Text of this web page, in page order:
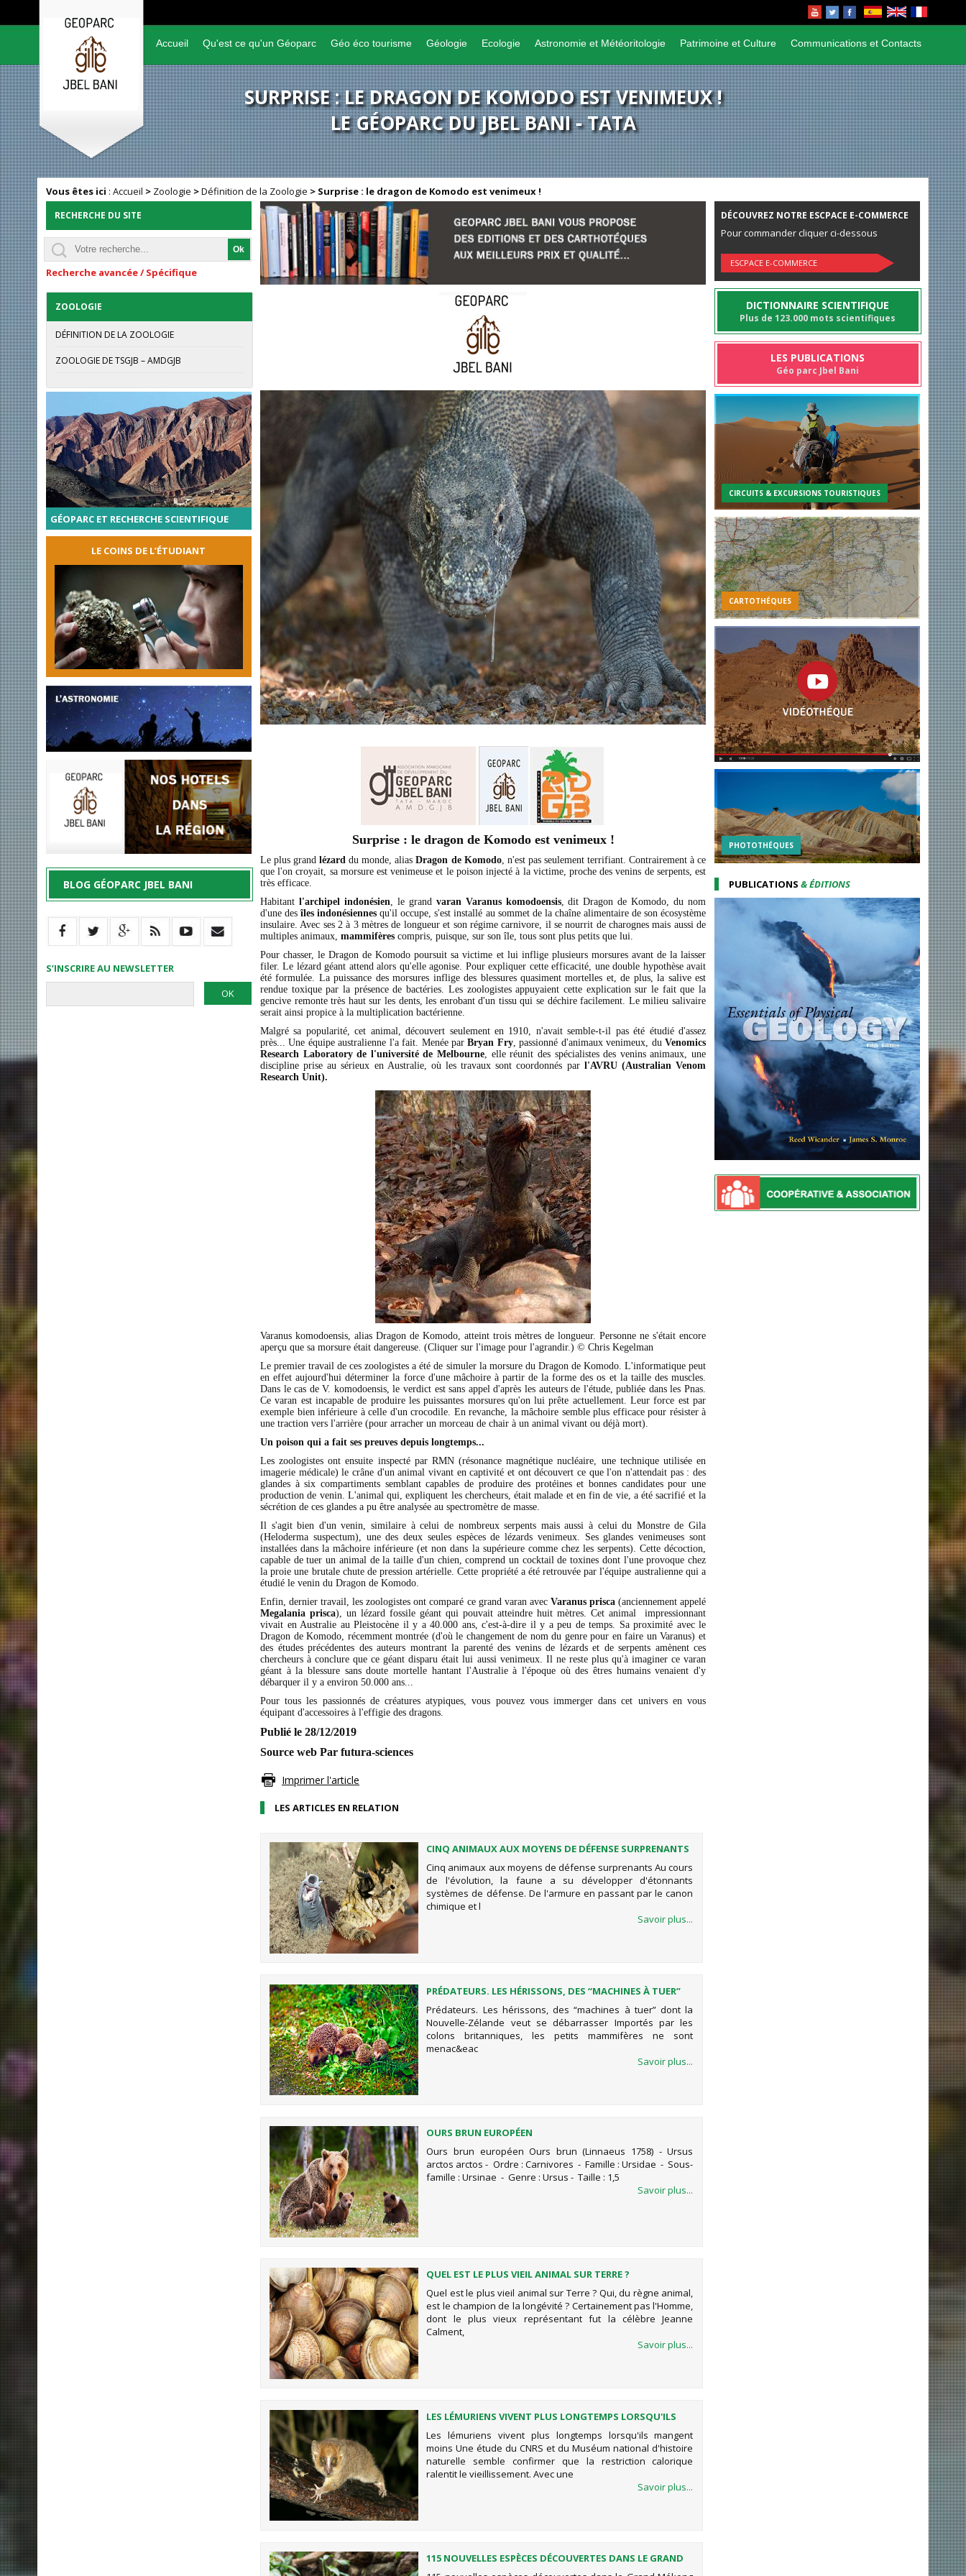
Accueil Qu'est ce qu'un Géoparc Géo éco tourisme Géologie Ecologie Astronomie et Météoritologie Patrimoine et Culture Communications et Contacts
SURPRISE : LE DRAGON DE KOMODO EST VENIMEUX !
LE GÉOPARC DU JBEL BANI - TATA
Vous êtes ici :Accueil > Zoologie >Définition de la Zoologie > Surprise : le dragon de Komodo est venimeux !
Surprise : le dragon de Komodo est venimeux !
Le plus grandlézard du monde, aliasDragon de Komodo, n'est pas seulement terrifiant. Contrairement à ce
que l'on croyait, sa morsure est venimeuse et le poison injecté à la victime, proche des venins de serpents, est
très efficace.
Habitant l'archipel indonésien , le grand varan Varanus komodoensis, dit Dragon de Komodo, du nom
d'une desîles indonésiennes qu'il occupe, s'est installé au sommet de la chaîne alimentaire de son écosystème
insulaire. Avec ses 2 à 3 mètres de longueur et son régime carnivore, il se nourrit de charognes mais aussi de
multiples animaux, mammifères compris, puisque, sur son île, tous sont plus petits que lui.
Pour chasser, le Dragon de Komodo poursuit sa victime et lui inflige plusieurs morsures avant de la laisser
filer. Le lézard géant attend alors qu'elle agonise. Pour expliquer cette efficacité, une double hypothèse avait
été formulée. La puissance des morsures inflige des blessures quasiment mortelles et, de plus, la salive est
rendue toxique par la présence de bactéries. Les zoologistes appuyaient cette explication sur le fait que la
gencive remonte très haut sur les dents, les enrobant d'un tissu qui se déchire facilement. Le milieu salivaire
serait ainsi propice à la multiplication bactérienne.
Malgré sa popularité, cet animal, découvert seulement en 1910, n'avait semble-t-il pas été étudié d'assez
près... Une équipe australienne l'a fait. Menée parBryan Fry, passionné d'animaux venimeux, duVenomics
Research Laboratory de l'université de Melbourne , elle réunit des spécialistes des venins animaux, une
discipline prise au sérieux en Australie, où les travaux sont coordonnés par l'AVRU (Australian Venom
Research Unit).
Varanus komodoensis, alias Dragon de Komodo, atteint trois mètres de longueur. Personne ne s'était encore
aperçu que sa morsure était dangereuse. (Cliquer sur l'image pour l'agrandir.) © Chris Kegelman
Le premier travail de ces zoologistes a été de simuler la morsure du Dragon de Komodo. L'informatique peut
en effet aujourd'hui déterminer la force d'une mâchoire à partir de la forme des os et la taille des muscles.
Dans le cas de V. komodoensis, le verdict est sans appel d'après les auteurs de l'étude, publiée dans les Pnas.
Ce varan est incapable de produire les puissantes morsures qu'on lui prête actuellement. Leur force est par
exemple bien inférieure à celle d'un crocodile. En revanche, la mâchoire semble plus efficace pour résister à
une traction vers l'arrière (pour arracher un morceau de chair à un animal vivant ou déjà mort).
Un poison qui a fait ses preuves depuis longtemps...
Les zoologistes ont ensuite inspecté par RMN (résonance magnétique nucléaire, une technique utilisée en
imagerie médicale) le crâne d'un animal vivant en captivité et ont découvert ce que l'on n'attendait pas : des
glandes à six compartiments semblant capables de produire des protéines et bonnes candidates pour une
production de venin. L'animal qui, expliquent les chercheurs, était malade et en fin de vie, a été sacrifié et la
sécrétion de ces glandes a pu être analysée au spectromètre de masse.
Il s'agit bien d'un venin, similaire à celui de nombreux serpents mais aussi à celui du Monstre de Gila
(Heloderma suspectum), une des deux seules espèces de lézards venimeux. Ses glandes venimeuses sont
installées dans la mâchoire inférieure (et non dans la supérieure comme chez les serpents). Cette décoction,
capable de tuer un animal de la taille d'un chien, comprend un cocktail de toxines dont l'une provoque chez
la proie une brutale chute de pression artérielle. Cette propriété a été retrouvée par l'équipe australienne qui a
étudié le venin du Dragon de Komodo.
Enfin, dernier travail, les zoologistes ont comparé ce grand varan avec Varanus prisca(anciennement appelé
Megalania prisca), un lézard fossile géant qui pouvait atteindre huit mètres. Cet animal impressionnant
vivait en Australie au Pleistocène il y a 40.000 ans, c'est-à-dire il y a peu de temps. Sa proximité avec le
Dragon de Komodo, récemment montrée (d'où le changement de nom du genre pour en faire un Varanus) et
des études précédentes des auteurs montrant la parenté des venins de lézards et de serpents amènent ces
chercheurs à conclure que ce géant disparu était lui aussi venimeux. Il ne reste plus qu'à imaginer ce varan
géant à la blessure sans doute mortelle hantant l'Australie à l'époque où des êtres humains venaient d'y
débarquer il y a environ 50.000 ans...
Pour tous les passionnés de créatures atypiques, vous pouvez vous immerger dans cet univers en vous
équipant d'accessoires à l'effigie des dragons.
Publié le 28/12/2019
Source web Par futura-sciences
Imprimer l'article
LES ARTICLES EN RELATION
CINQ ANIMAUX AUX MOYENS DE DÉFENSE SURPRENANTS
Cinq animaux aux moyens de défense surprenants Au cours
de l'évolution, la faune a su développer d'étonnants
systèmes de défense. De l'armure en passant par le canon
chimique et l
Savoir plus...
PRÉDATEURS. LES HÉRISSONS, DES “MACHINES À TUER”
DONT LA NOUVELLE-ZÉLANDE VEUT SE DÉBARRASSER
Prédateurs. Les hérissons, des “machines à tuer” dont la
Nouvelle-Zélande veut se débarrasser Importés par les
colons britanniques, les petits mammifères ne sont
menac&eac
Savoir plus...
OURS BRUN EUROPÉEN
Ours brun européen Ours brun (Linnaeus 1758) - Ursus
arctos arctos - Ordre : Carnivores - Famille : Ursidae - Sous-
famille : Ursinae - Genre : Ursus - Taille : 1,5
Savoir plus...
QUEL EST LE PLUS VIEIL ANIMAL SUR TERRE ?
Quel est le plus vieil animal sur Terre ? Qui, du règne animal,
est le champion de la longévité ? Certainement pas l'Homme,
dont le plus vieux représentant fut la célèbre Jeanne
Calment,
Savoir plus...
LES LÉMURIENS VIVENT PLUS LONGTEMPS LORSQU'ILS
MANGENT MOINS
Les lémuriens vivent plus longtemps lorsqu'ils mangent
moins Une étude du CNRS et du Muséum national d'histoire
naturelle semble confirmer que la restriction calorique
ralentit le vieillissement. Avec une
Savoir plus...
115 NOUVELLES ESPÈCES DÉCOUVERTES DANS LE GRAND
MÉKONG
RECHERCHE DU SITE
Recherche avancée / Spécifique
ZOOLOGIE
DÉFINITION DE LA ZOOLOGIE
ZOOLOGIE DE TSGJB – AMDGJB
GÉOPARC ET RECHERCHE SCIENTIFIQUE
LE COINS DE L’ÉTUDIANT
BLOG GÉOPARC JBEL BANI
S’INSCRIRE AU NEWSLETTER
DÉCOUVREZ NOTRE ESCPACE E-COMMERCE
Pour commander cliquer ci-dessous
ESCPACE E-COMMERCE
DICTIONNAIRE SCIENTIFIQUE
Plus de 123.000 mots scientifiques
LES PUBLICATIONS
Géo parc Jbel Bani
CIRCUITS & EXCURSIONS TOURISTIQUES
CARTOTHÉQUES
PHOTOTHÉQUES
PUBLICATIONS& ÉDITIONS